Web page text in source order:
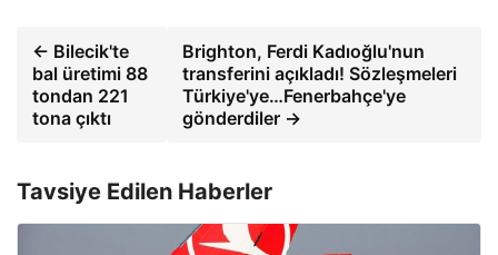
← Bilecik'te
bal üretimi 88
tondan 221
tona çıktı
Brighton, Ferdi Kadıoğlu'nun
transferini açıkladı! Sözleşmeleri
Türkiye'ye…Fenerbahçe'ye
gönderdiler →
Tavsiye Edilen Haberler